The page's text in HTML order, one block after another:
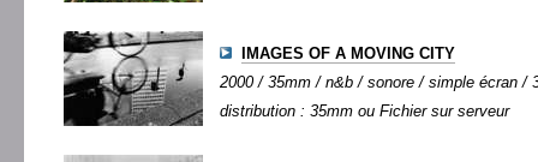
IMAGES OF A MOVING CITY
2000 / 35mm / n&b / sonore / simple écran /
distribution : 35mm ou Fichier sur serveur